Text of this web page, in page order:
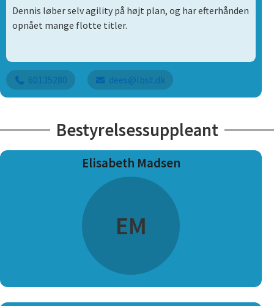
Dennis løber selv agility på højt plan, og har efterhånden
opnået mange flotte titler.
60135280 dees@lbst.dk
Bestyrelsessuppleant
Elisabeth Madsen
EM